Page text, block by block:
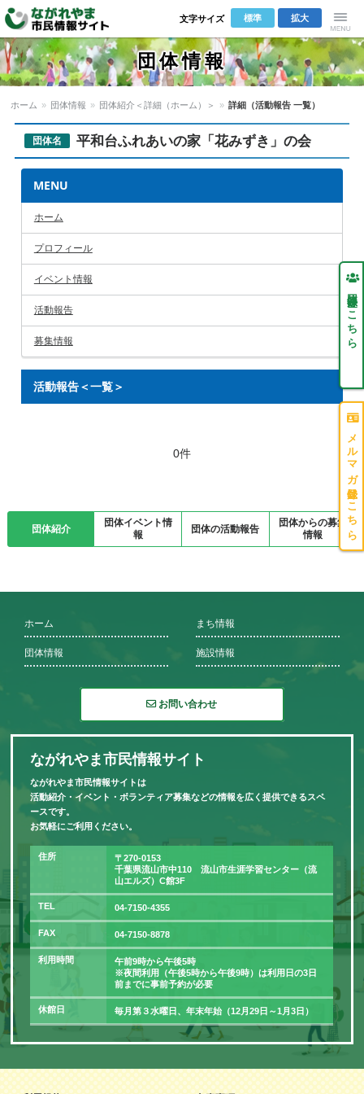
Menu
拡大
標準
文字サイズ
団体情報
ホーム » 団体情報 » 団体紹介＜詳細（ホーム）＞ » 詳細（活動報告 一覧）
団体名 平和台ふれあいの家「花みずき」の会
MENU
ホーム
プロフィール
イベント情報
活動報告
募集情報
活動報告＜一覧＞
0件
団体紹介
団体イベント情
報
団体の活動報告
団体からの募集
情報
団体登録はこちら
メルマガ登録はこちら
ホーム まち情報
団体情報 施設情報
お問い合わせ
ながれやま市民情報サイト
ながれやま市民情報サイトは
活動紹介・イベント・ボランティア募集などの情報を広く提供できるスペ
ースです。
お気軽にご利用ください。
住所
〒270-0153
千葉県流山市中110 流山市生涯学習センター（流
山エルズ）C館3F
TEL 04-7150-4355
FAX 04-7150-8878
利用時間
午前9時から午後5時
※夜間利用（午後5時から午後9時）は利用日の3日
前までに事前予約が必要
休館日 毎月第３水曜日、年末年始（12月29日～1月3日）